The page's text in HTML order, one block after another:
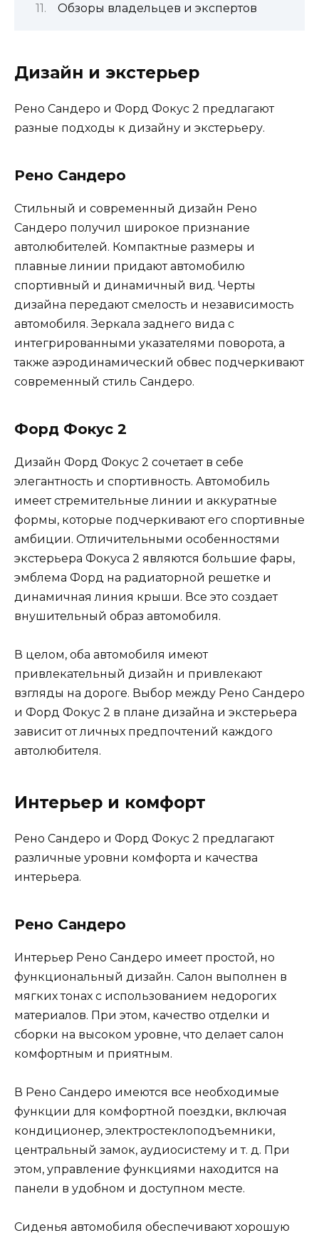
Обзоры владельцев и экспертов
Дизайн и экстерьер
Рено Сандеро и Форд Фокус 2 предлагают
разные подходы к дизайну и экстерьеру.
Рено Сандеро
Стильный и современный дизайн Рено
Сандеро получил широкое признание
автолюбителей. Компактные размеры и
плавные линии придают автомобилю
спортивный и динамичный вид. Черты
дизайна передают смелость и независимость
автомобиля. Зеркала заднего вида с
интегрированными указателями поворота, а
также аэродинамический обвес подчеркивают
современный стиль Сандеро.
Форд Фокус 2
Дизайн Форд Фокус 2 сочетает в себе
элегантность и спортивность. Автомобиль
имеет стремительные линии и аккуратные
формы, которые подчеркивают его спортивные
амбиции. Отличительными особенностями
экстерьера Фокуса 2 являются большие фары,
эмблема Форд на радиаторной решетке и
динамичная линия крыши. Все это создает
внушительный образ автомобиля.
В целом, оба автомобиля имеют
привлекательный дизайн и привлекают
взгляды на дороге. Выбор между Рено Сандеро
и Форд Фокус 2 в плане дизайна и экстерьера
зависит от личных предпочтений каждого
автолюбителя.
Интерьер и комфорт
Рено Сандеро и Форд Фокус 2 предлагают
различные уровни комфорта и качества
интерьера.
Рено Сандеро
Интерьер Рено Сандеро имеет простой, но
функциональный дизайн. Салон выполнен в
мягких тонах с использованием недорогих
материалов. При этом, качество отделки и
сборки на высоком уровне, что делает салон
комфортным и приятным.
В Рено Сандеро имеются все необходимые
функции для комфортной поездки, включая
кондиционер, электростеклоподъемники,
центральный замок, аудиосистему и т. д. При
этом, управление функциями находится на
панели в удобном и доступном месте.
Сиденья автомобиля обеспечивают хорошую